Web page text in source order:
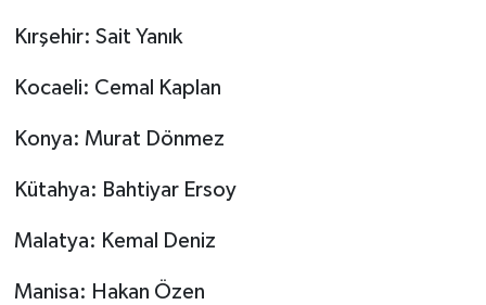
Kırşehir: Sait Yanık
Kocaeli: Cemal Kaplan
Konya: Murat Dönmez
Kütahya: Bahtiyar Ersoy
Malatya: Kemal Deniz
Manisa: Hakan Özen